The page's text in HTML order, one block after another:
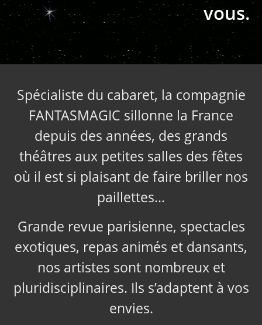
vous.
Spécialiste du cabaret, la compagnie
FANTASMAGIC sillonne la France
depuis des années, des grands
théâtres aux petites salles des fêtes
où il est si plaisant de faire briller nos
paillettes…
Grande revue parisienne, spectacles
exotiques, repas animés et dansants,
nos artistes sont nombreux et
pluridisciplinaires. Ils s’adaptent à vos
envies.